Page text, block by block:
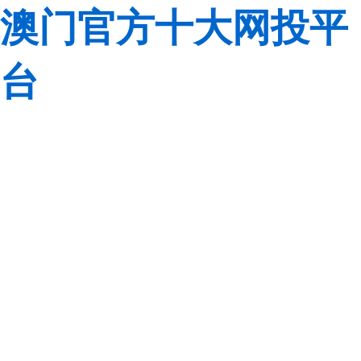
澳门官方十大网投平
台